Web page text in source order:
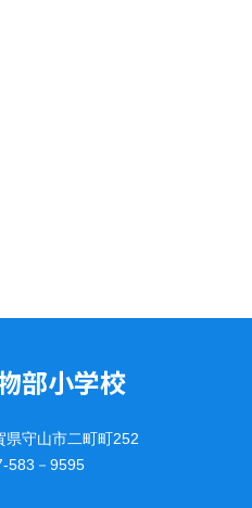
部小学校
守山市二町町252
583－9595